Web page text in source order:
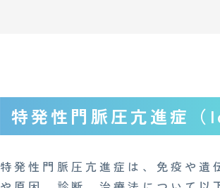
特発性門脈圧亢進症
特発性門脈圧亢進症は、免疫や